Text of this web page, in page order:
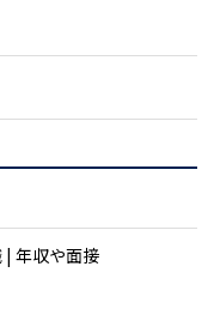
| 年収や面接